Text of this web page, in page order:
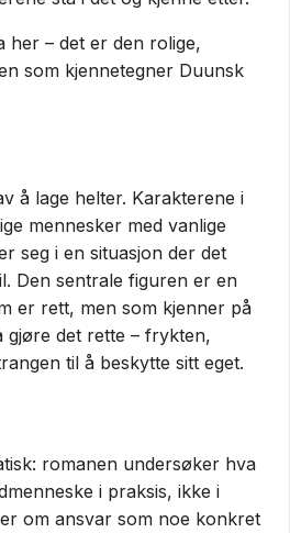
her – det er den rolige,
som kjennetegner Duunsk
å lage helter. Karakterene i
mennesker med vanlige
seg i en situasjon der det
Den sentrale figuren er en
er rett, men som kjenner på
gjøre det rette – frykten,
til å beskytte sitt eget.
romanen undersøker hva
i praksis, ikke i
om ansvar som noe konkret